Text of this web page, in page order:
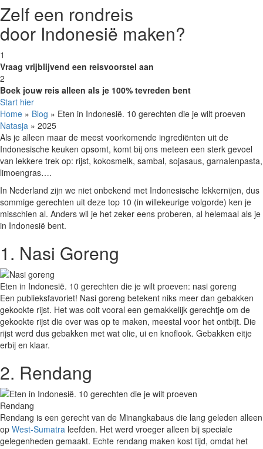
Zelf een rondreis
door Indonesië maken?
1
Vraag vrijblijvend een reisvoorstel aan
2
Boek jouw reis alleen als je 100% tevreden bent
Start hier
Home » Blog » Eten in Indonesië. 10 gerechten die je wilt proeven
Natasja » 2025
Als je alleen maar de meest voorkomende ingrediënten uit de
Indonesische keuken opsomt, komt bij ons meteen een sterk gevoel
van lekkere trek op: rijst, kokosmelk, sambal, sojasaus, garnalenpasta,
limoengras….
In Nederland zijn we niet onbekend met Indonesische lekkernijen, dus
sommige gerechten uit deze top 10 (in willekeurige volgorde) ken je
misschien al. Anders wil je het zeker eens proberen, al helemaal als je
in Indonesië bent.
1. Nasi Goreng
Eten in Indonesië. 10 gerechten die je wilt proeven: nasi goreng
Een publieksfavoriet! Nasi goreng betekent niks meer dan gebakken
gekookte rijst. Het was ooit vooral een gemakkelijk gerechtje om de
gekookte rijst die over was op te maken, meestal voor het ontbijt. Die
rijst werd dus gebakken met wat olie, ui en knoflook. Gebakken eitje
erbij en klaar.
2. Rendang
Rendang
Rendang is een gerecht van de Minangkabaus die lang geleden alleen
op West-Sumatra leefden. Het werd vroeger alleen bij speciale
gelegenheden gemaakt. Echte rendang maken kost tijd, omdat het